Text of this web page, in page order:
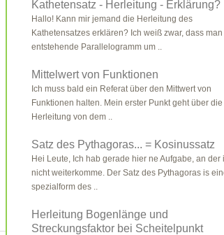
Kathetensatz - Herleitung - Erklärung?
Hallo! Kann mir jemand die Herleitung des
Kathetensatzes erklären? Ich weiß zwar, dass
entstehende Parallelogramm um ..
Mittelwert von Funktionen
Ich muss bald ein Referat über den Mittwert von
Funktionen halten. Mein erster Punkt geht über die
Herleitung von dem ..
Satz des Pythagoras... = Kosinussatz
Hei Leute, Ich hab gerade hier ne Aufgabe, an der
nicht weiterkomme. Der Satz des Pythagoras is
spezialform des ..
Herleitung Bogenlänge und
Streckungsfaktor bei Scheitelpunkt